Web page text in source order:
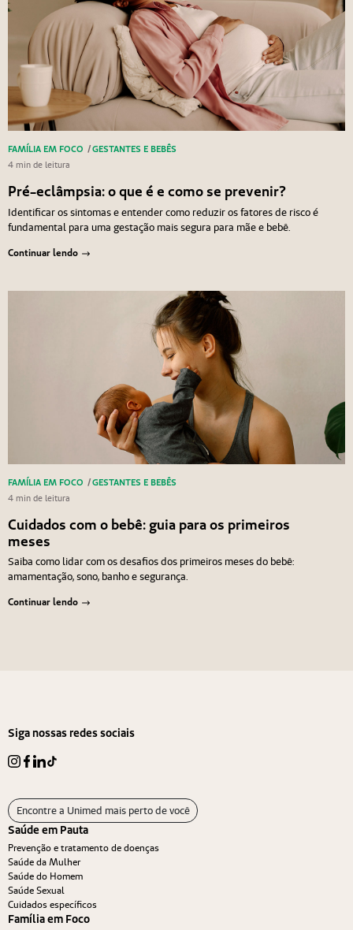
FAMÍLIA EM FOCO /GESTANTES E BEBÊS
4 min de leitura
Pré-eclâmpsia: o que é e como se prevenir?
Identificar os sintomas e entender como reduzir os fatores de risco é
fundamental para uma gestação mais segura para mãe e bebê.
Continuar lendo
FAMÍLIA EM FOCO /GESTANTES E BEBÊS
4 min de leitura
Cuidados com o bebê: guia para os primeiros
meses
Saiba como lidar com os desafios dos primeiros meses do bebê:
amamentação, sono, banho e segurança.
Continuar lendo
Siga nossas redes sociais
Encontre a Unimed mais perto de você
Saúde em Pauta
Prevenção e tratamento de doenças
Saúde da Mulher
Saúde do Homem
Saúde Sexual
Cuidados específicos
Família em Foco